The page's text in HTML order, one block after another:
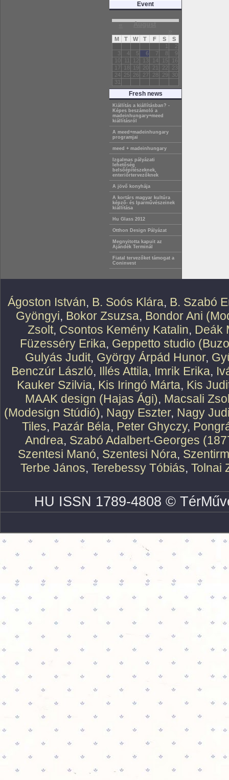
Event
« August
M T W T F S
S
1
2
3
4 5 6 7 8
9
10
11 12 13 14 15
16
17
18 19 20 21 22
23
24
25 26 27 28 29
30
31
Fresh news
Kiállítás a kiállításban? -
Képes beszámoló a
madeinhungary+meed
kiállításról
A meed+madeinhungary
programjai
meed + madeinhungary
Izgalmas pályázati
lehetőség
belsőépítészeknek,
enteriőrtervezőknek
A jövő konyhája
A kortárs magyar kultúra
képző- és Iparművészeinek
kiállítása
Hu Glass 2012
Otthon Design Pályázat
Megnyitotta kapuit az
Ajándék Terminál
Fiatal tervezőket támogat a
Coninvest
Ágoston István, B. Soós Klára, B. Szabó
Gyöngyi, Bokor Zsuzsa, Bondor Ani
Zsolt, Csontos Kemény Katalin, Deák
Füzesséry Erika, Geppetto studio
Gulyás Judit, György Árpád Hunor,
Benczúr László, Illés Attila, Imrik Erika,
Kauker Szilvia, Kis Iringó Márta, Kis
MAAK design (Hajas Ági), Macsali
(Modesign Stúdió), Nagy Eszter, Nagy
Tiles, Pazár Béla, Peter Ghyczy,
Andrea, Szabó Adalbert-Georges
Szentesi Manó, Szentesi Nóra,
Terbe János, Terebessy Tóbiás, Tolnai
HU ISSN 1789-4808 ©